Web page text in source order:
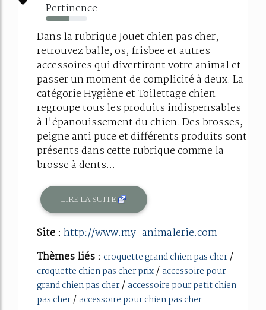
Pertinence
55%
Dans la rubrique Jouet chien pas cher,
retrouvez balle, os, frisbee et autres
accessoires qui divertiront votre animal et
passer un moment de complicité à deux. La
catégorie Hygiène et Toilettage chien
regroupe tous les produits indispensables
à l'épanouissement du chien. Des brosses,
peigne anti puce et différents produits sont
présents dans cette rubrique comme la
brosse à dents...
LIRE LA SUITE
Site : http://www.my-animalerie.com
Thèmes liés : croquette grand chien pas cher/
croquette chien pas cher prix/ accessoire pour
grand chien pas cher/ accessoire pour petit chien
pas cher/ accessoire pour chien pas cher